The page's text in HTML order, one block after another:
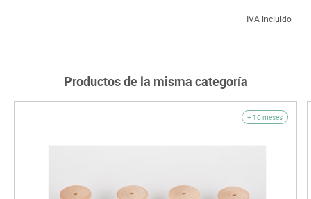
IVA incluido
Productos de la misma categoría
+ 10 meses